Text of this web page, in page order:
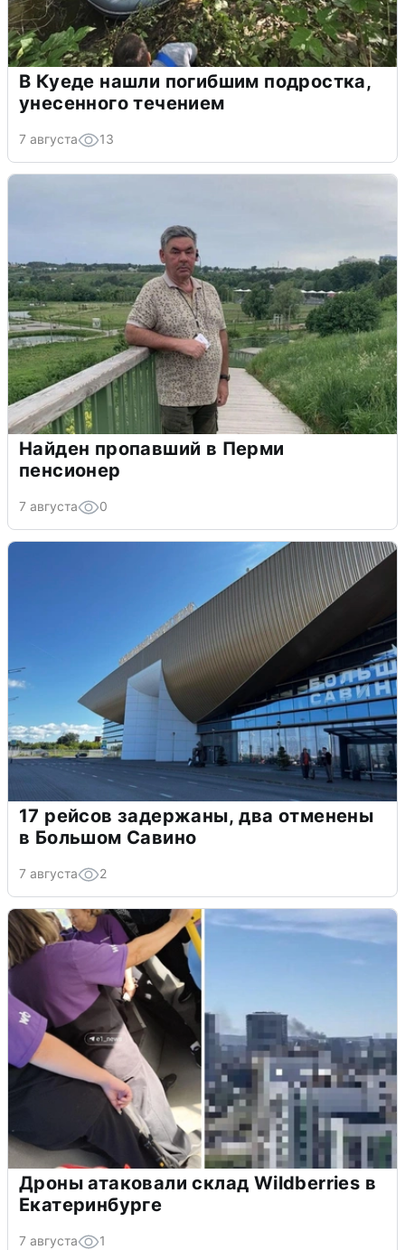
В Куеде нашли погибшим подростка,
унесенного течением
7 августа 13
Найден пропавший в Перми
пенсионер
7 августа 0
17 рейсов задержаны, два отменены
в Большом Савино
7 августа 2
Дроны атаковали склад Wildberries в
Екатеринбурге
7 августа 1